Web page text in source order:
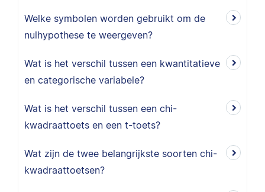
Welke symbolen worden gebruikt om de
nulhypothese te weergeven?
Wat is het verschil tussen een kwantitatieve
en categorische variabele?
Wat is het verschil tussen een chi-
kwadraattoets en een t-toets?
Wat zijn de twee belangrijkste soorten chi-
kwadraattoetsen?